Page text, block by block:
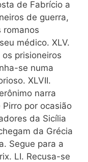
de Fabrício a
de guerra,
romanos
médico. XLV.
prisioneiros
se numa
XLVII.
narra
Pirro por ocasião
da Sicília
da Grécia
Segue para a
LI. Recusa-se